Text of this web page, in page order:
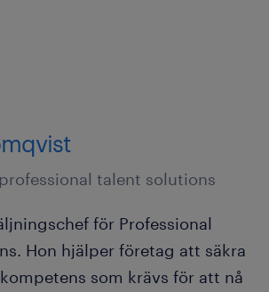
talent solutions
för Professional
Hon hjälper företag att säkra
som krävs för att nå